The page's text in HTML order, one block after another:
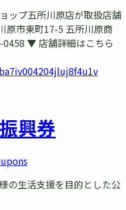
ップ五所川原店が取扱店舗
原市東町17-5 五所川原商
▼ 店舗詳細はこちら
興券
の生活支援を目的とした公